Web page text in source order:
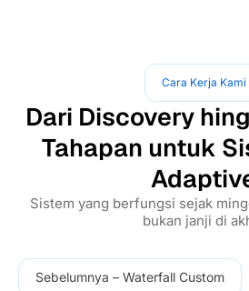
Cara Kerja Kami
Dari Discovery
Tahapan untuk
Sistem yang berfungsi sejak
bukan janji di
Sebelumnya – Waterfall Custom